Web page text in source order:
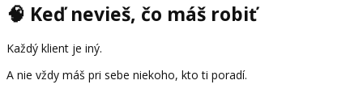
🧠 Keď nevieš, čo máš robiť
Každý klient je iný.
A nie vždy máš pri sebe niekoho, kto ti poradí.